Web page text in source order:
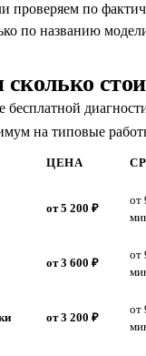
проверяем по
по названию
на типовые
ЦЕНА
от 5 200 ₽
от
от 3 600 ₽
от
от 3 200 ₽
от